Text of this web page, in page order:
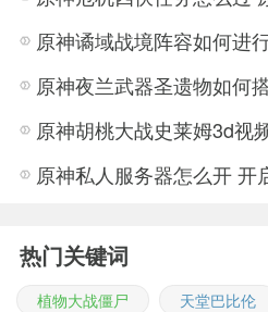
热门关键词
植物大战僵尸 天堂巴比伦